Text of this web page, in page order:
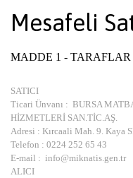
Mesafeli
MADDE 1 - TARAFLAR
SATICI
Ticari Ünvanı : BURSA
HİZMETLERİ SAN.TİC.AŞ.
Adresi : Kırcaali Mah. 9. Kaya
Telefon : 0224 252 65 43
E-mail : info@miknatis.gen.tr
ALICI